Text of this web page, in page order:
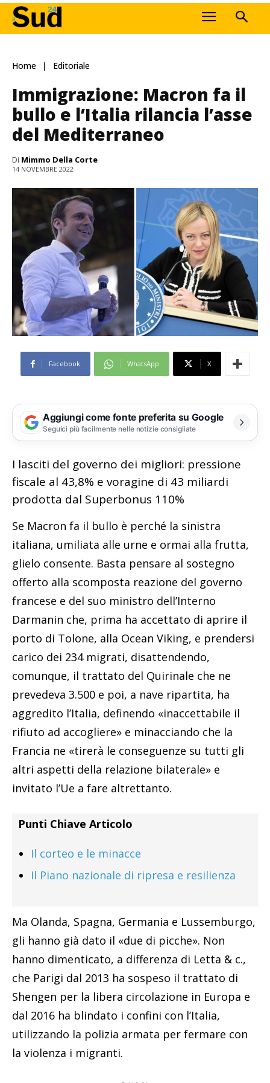
Home Editoriale
Immigrazione: Macron fa il
bullo e l’Italia rilancia l’asse
del Mediterraneo
Di Mimmo Della Corte
14 NOVEMBRE 2022
Facebook WhatsApp X
Aggiungi come fonte preferita su Google
Seguici più facilmente nelle notizie consigliate
I lasciti del governo dei migliori: pressione
fiscale al 43,8% e voragine di 43 miliardi
prodotta dal Superbonus 110%
Se Macron fa il bullo è perché la sinistra
italiana, umiliata alle urne e ormai alla frutta,
glielo consente. Basta pensare al sostegno
offerto alla scomposta reazione del governo
francese e del suo ministro dell’Interno
Darmanin che, prima ha accettato di aprire il
porto di Tolone, alla Ocean Viking, e prendersi
carico dei 234 migrati, disattendendo,
comunque, il trattato del Quirinale che ne
prevedeva 3.500 e poi, a nave ripartita, ha
aggredito l’Italia, definendo «inaccettabile il
rifiuto ad accogliere» e minacciando che la
Francia ne «tirerà le conseguenze su tutti gli
altri aspetti della relazione bilaterale» e
invitato l’Ue a fare altrettanto.
Punti Chiave Articolo
Il corteo e le minacce
Il Piano nazionale di ripresa e resilienza
Ma Olanda, Spagna, Germania e Lussemburgo,
gli hanno già dato il «due di picche». Non
hanno dimenticato, a differenza di Letta & c.,
che Parigi dal 2013 ha sospeso il trattato di
Shengen per la libera circolazione in Europa e
dal 2016 ha blindato i confini con l’Italia,
utilizzando la polizia armata per fermare con
la violenza i migranti.